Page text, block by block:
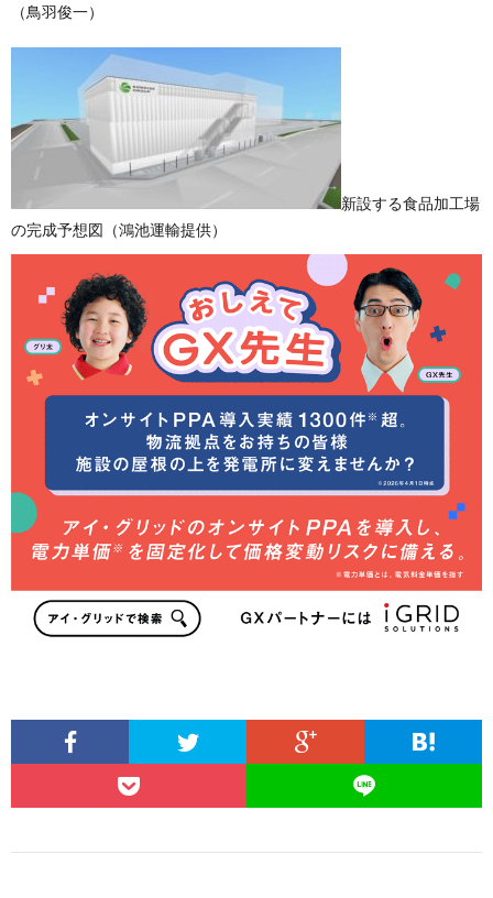
（鳥羽俊一）
新設する食品加工場
の完成予想図（鴻池運輸提供）